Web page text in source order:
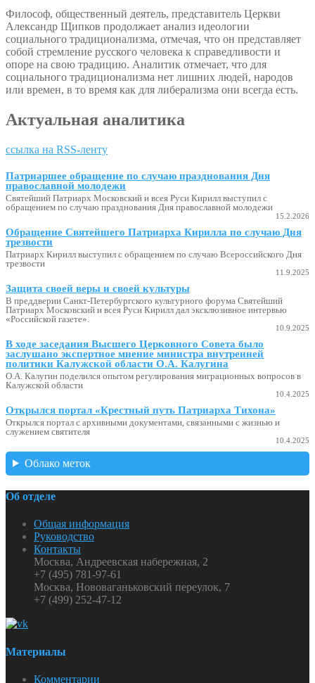
Философ, общественный деятель, представитель Церкви
Александр Щипков продолжает анализ идеологии
социального традиционализма, отмечая, что он представляет
собой стремление русского человека к справедливости и
опоре на свою традицию. Аналитик отмечает, что для
социального традиционализма нет лишних людей, народов
или времен, в то время как для либерализма они всегда есть.
Актуальная аналитика
ссылка на RSS-ленту
Патриаршее обращение по случаю празднования Дня
православной молодежи
Святейший Патриарх Московский и всея Руси Кирилл выступил с
обращением по случаю празднования Дня православной молодежи
15.2.2026
Обращение Святейшего Патриарха Кирилла по случаю Дня
трезвости
Патриарх Кирилл выступил с обращением по случаю Всероссийского Дня
трезвости
11.9.2025
Защита своей веры и своей культуры
В преддверии Санкт-Петербургского культурного форума Святейший
Патриарх Московский и всея Руси Кирилл дал эксклюзивное интервью
«Российской газете».
10.9.2025
В ходе заседания Высшего Церковного Совета было
заслушано экспертное мнение министра внутренней
политики Калужской области О.А. Калугина
О.А. Калугин поделился опытом регулирования миграционных вопросов в
Калужской области
10.4.2025
Открылся портал «Крестный путь Патриарха Тихона»
Открылся портал с архивными документами, связанными с жизнью и
служением святителя
10.4.2025
Облако меток
Об отделе
Общая информация
Руководство
Контакты
Москва, Андреевская набережная, 2
+7 (495) 781-97-61
Москва, Нововаганьковский переулок, 7
+7 (499) 252-47-12
Материалы
Комментарии